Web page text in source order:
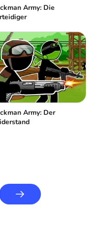
Army: Die
Army: Der